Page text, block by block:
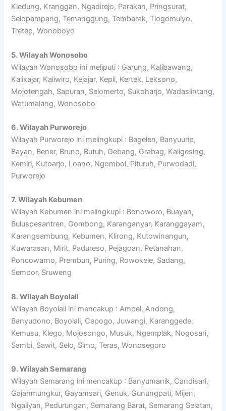
Kledung, Kranggan, Ngadirejo, Parakan, Pringsurat,
Selopampang, Temanggung, Tembarak, Tlogomulyo,
Tretep, Wonoboyo
5. Wilayah Wonosobo
Wilayah Wonosobo ini meliputi : Garung, Kalibawang,
Kalikajar, Kaliwiro, Kejajar, Kepil, Kertek, Leksono,
Mojotengah, Sapuran, Selomerto, Sukoharjo, Wadaslintang,
Watumalang, Wonosobo
6. Wilayah Purworejo
Wilayah Purworejo ini melingkupi : Bagelen, Banyuurip,
Bayan, Bener, Bruno, Butuh, Gebang, Grabag, Kaligesing,
Kemiri, Kutoarjo, Loano, Ngombol, Pituruh, Purwodadi,
Purworejo
7. Wilayah Kebumen
Wilayah Kebumen ini melingkupi : Bonoworo, Buayan,
Buluspesantren, Gombong, Karanganyar, Karanggayam,
Karangsambung, Kebumen, Klirong, Kutowinangun,
Kuwarasan, Mirit, Padureso, Pejagoan, Petanahan,
Poncowarno, Prembun, Puring, Rowokele, Sadang,
Sempor, Sruweng
8. Wilayah Boyolali
Wilayah Boyolali ini mencakup : Ampel, Andong,
Banyudono, Boyolali, Cepogo, Juwangi, Karanggede,
Kemusu, Klego, Mojosongo, Musuk, Ngemplak, Nogosari,
Sambi, Sawit, Selo, Simo, Teras, Wonosegoro
9. Wilayah Semarang
Wilayah Semarang ini mencakup : Banyumanik, Candisari,
Gajahmungkur, Gayamsari, Genuk, Gunungpati, Mijen,
Ngaliyan, Pedurungan, Semarang Barat, Semarang Selatan,